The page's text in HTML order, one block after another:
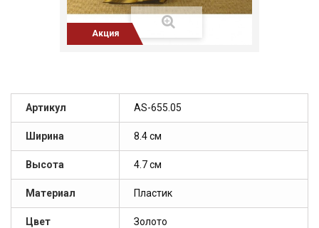
Акция
Артикул AS-655.05
Ширина 8.4 см
Высота 4.7 см
Материал Пластик
Цвет Золото